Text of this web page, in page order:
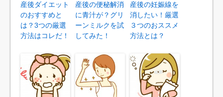
産後ダイエット
のおすすめと
は？3つの厳選
方法はコレだ！
産後の便秘解消
に青汁が？グリ
ーンミルクを試
してみた！
産後の妊娠線を
消したい！厳選
３つのおススメ
方法とは？